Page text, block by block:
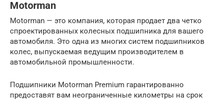
Motorman
Motorman — это компания, которая продает два четко
спроектированных колесных подшипника для вашего
автомобиля. Это одна из многих систем подшипников
колес, выпускаемая ведущим производителем в
автомобильной промышленности.
Подшипники Motorman Premium гарантированно
предоставят вам неограниченные километры на срок